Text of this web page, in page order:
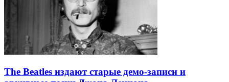
The Beatles издают старые демо-записи и